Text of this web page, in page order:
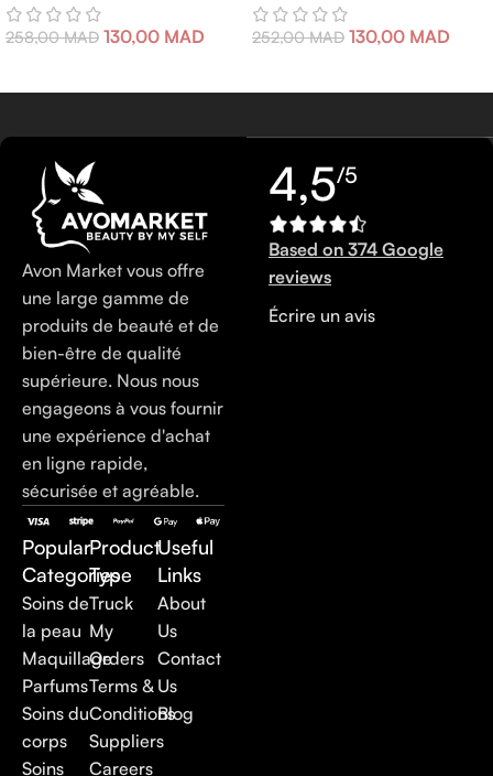
258,00MAD 130,00 MAD 252,00MAD 130,00 MAD
Avon Market vous offre
une large gamme de
produits de beauté et de
bien-être de qualité
supérieure. Nous nous
engageons à vous fournir
une expérience d'achat
en ligne rapide,
sécurisée et agréable.
Popular
Categories
Soins de
la peau
Maquillage
Parfums
Soins du
corps
Soins
Product
Type
Truck
My
Orders
Terms &
Conditions
Suppliers
Careers
Useful
Links
About
Us
Contact
Us
Blog
4,5/5
Based on 374 Google
reviews
Écrire un avis